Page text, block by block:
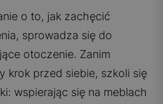
o to, jak zachęcić
sprowadza się do
otoczenie. Zanim
krok przed siebie, szkoli się
wspierając się na meblach